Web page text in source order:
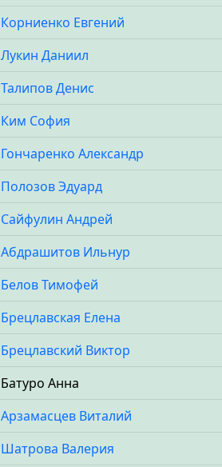
Корниенко Евгений
Лукин Даниил
Талипов Денис
Ким София
Гончаренко Александр
Полозов Эдуард
Сайфулин Андрей
Абдрашитов Ильнур
Белов Тимофей
Брецлавская Елена
Брецлавский Виктор
Батуро Анна
Арзамасцев Виталий
Шатрова Валерия